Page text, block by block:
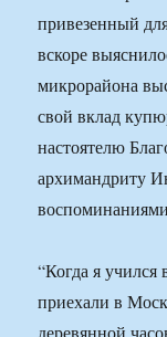
привезенный
вскоре
микрорайона
свой вклад
настоятелю
архимандриту
“Когда я
приехали в